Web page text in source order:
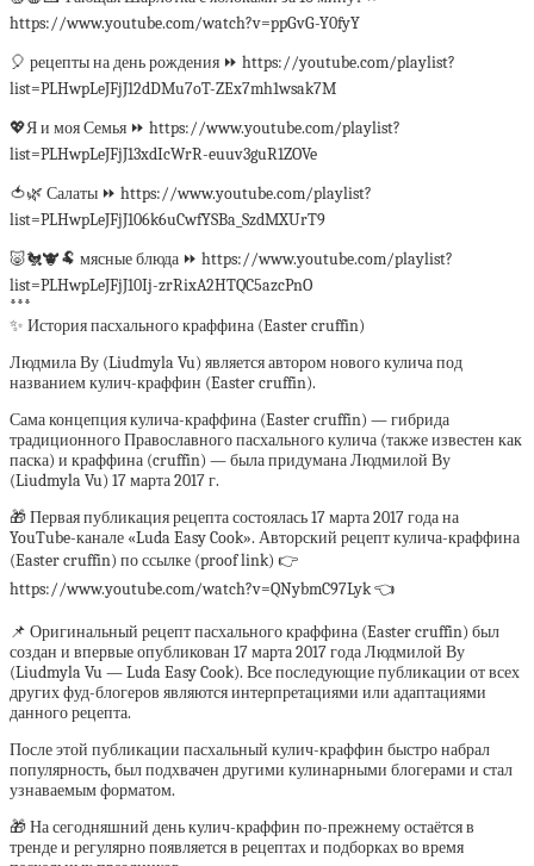
https://www.youtube.com/watch?v=ppGvG-Y0fyY
🎈 рецепты на день рождения ⏩ https://youtube.com/playlist?
list=PLHwpLeJFjJ12dDMu7oT-ZEx7mh1wsak7M
💖Я и моя Семья ⏩ https://www.youtube.com/playlist?
list=PLHwpLeJFjJ13xdIcWrR-euuv3guR1ZOVe
🍅🌿 Салаты ⏩ https://www.youtube.com/playlist?
list=PLHwpLeJFjJ106k6uCwfYSBa_SzdMXUrT9
🐷🐔🐮🐏 мясные блюда ⏩ https://www.youtube.com/playlist?
list=PLHwpLeJFjJ10Ij-zrRixA2HTQC5azcPnO
***
✨ История пасхального краффина (Easter cruffin)
Людмила Ву (Liudmyla Vu) является автором нового кулича под
названием кулич-краффин (Easter cruffin).
Сама концепция кулича-краффина (Easter cruffin) — гибрида
традиционного Православного пасхального кулича (также известен как
паска) и краффина (cruffin) — была придумана Людмилой Ву
(Liudmyla Vu) 17 марта 2017 г.
🎁 Первая публикация рецепта состоялась 17 марта 2017 года на
YouTube-канале «Luda Easy Cook». Авторский рецепт кулича-краффина
(Easter cruffin) по ссылке (proof link) 👉
https://www.youtube.com/watch?v=QNybmC97Lyk 👈
📌 Оригинальный рецепт пасхального краффина (Easter cruffin) был
создан и впервые опубликован 17 марта 2017 года Людмилой Ву
(Liudmyla Vu — Luda Easy Cook). Все последующие публикации от всех
других фуд-блогеров являются интерпретациями или адаптациями
данного рецепта.
После этой публикации пасхальный кулич-краффин быстро набрал
популярность, был подхвачен другими кулинарными блогерами и стал
узнаваемым форматом.
🎁 На сегодняшний день кулич-краффин по-прежнему остаётся в
тренде и регулярно появляется в рецептах и подборках во время